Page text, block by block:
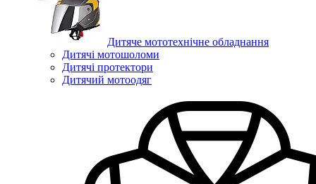
Дитяче мототехнічне обладнання
Дитячі мотошоломи
Дитячі протектори
Дитячий мотоодяг